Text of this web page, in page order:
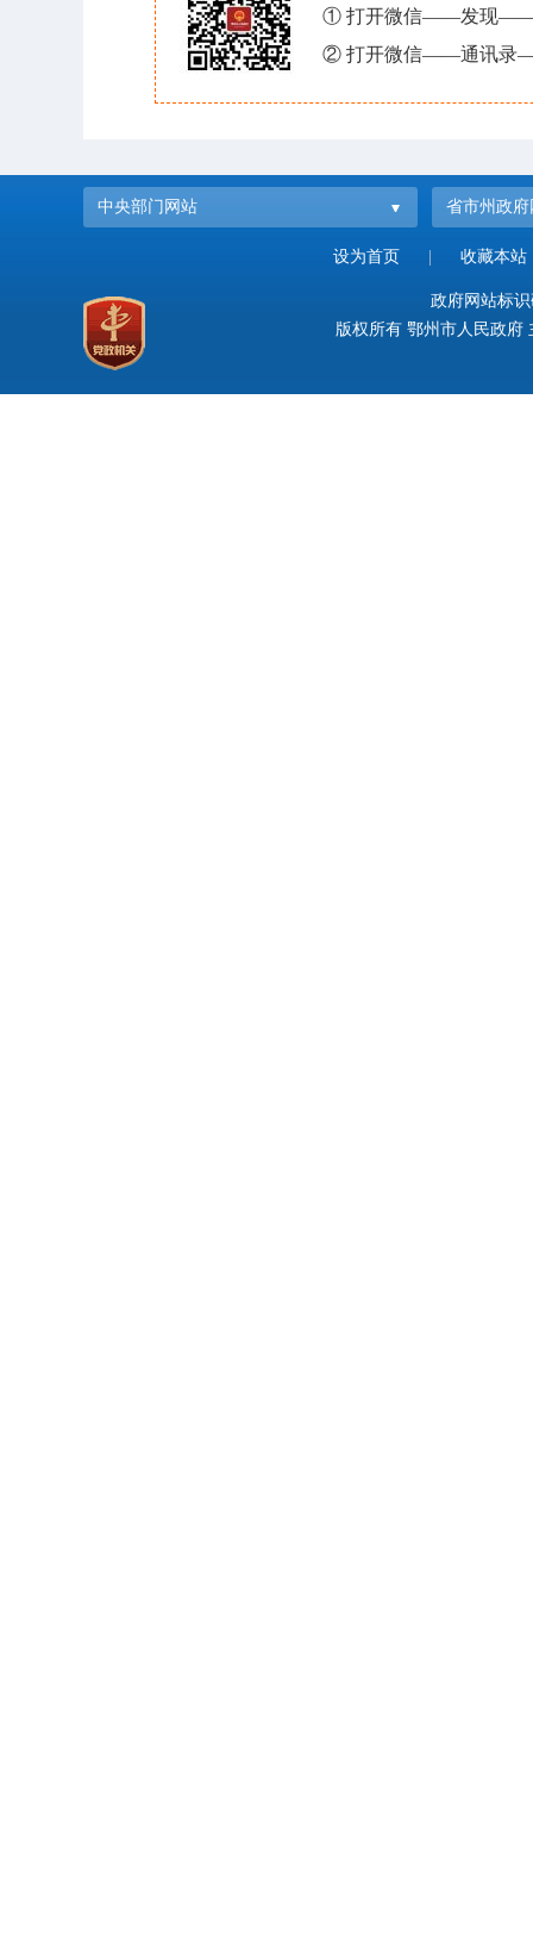
① 打开微信——发现——
② 打开微信——通讯录
中央部门网站 省市州政府
设为首页 收藏本站
政府网站标
版权所有 鄂州市人民政府